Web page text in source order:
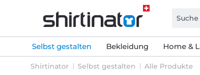
Selbst gestalten Bekleidung Home &
Shirtinator Selbst gestalten Alle Produkte